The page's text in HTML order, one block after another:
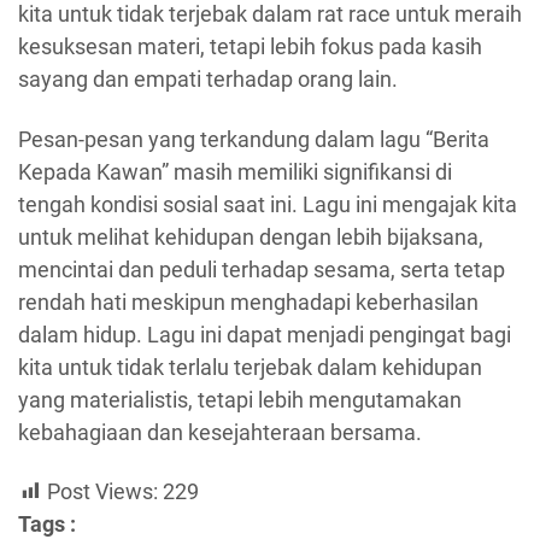
kita untuk tidak terjebak dalam rat race untuk meraih
kesuksesan materi, tetapi lebih fokus pada kasih
sayang dan empati terhadap orang lain.
Pesan-pesan yang terkandung dalam lagu “Berita
Kepada Kawan” masih memiliki signifikansi di
tengah kondisi sosial saat ini. Lagu ini mengajak kita
untuk melihat kehidupan dengan lebih bijaksana,
mencintai dan peduli terhadap sesama, serta tetap
rendah hati meskipun menghadapi keberhasilan
dalam hidup. Lagu ini dapat menjadi pengingat bagi
kita untuk tidak terlalu terjebak dalam kehidupan
yang materialistis, tetapi lebih mengutamakan
kebahagiaan dan kesejahteraan bersama.
Post Views: 229
Tags :